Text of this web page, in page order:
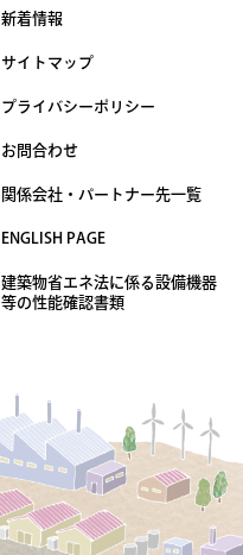
製品サーチ
バイオマス
ボイラ診断
新着情報
サイトマップ
プライバシーポリシー
お問合わせ
関係会社・パートナー先一覧
ENGLISH PAGE
建築物省エネ法に係る設備機器
等の性能確認書類